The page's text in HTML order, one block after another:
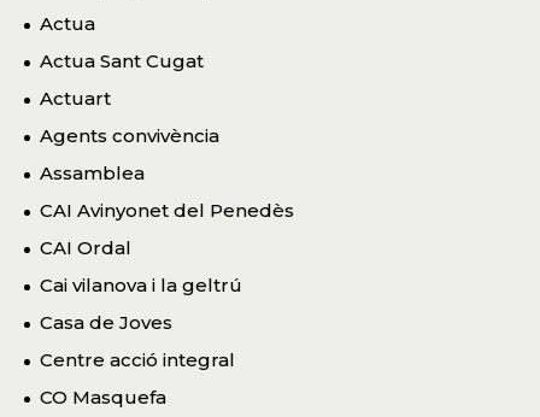
Actua
Actua Sant Cugat
Actuart
Agents convivència
Assamblea
CAI Avinyonet del Penedès
CAI Ordal
Cai vilanova i la geltrú
Casa de Joves
Centre acció integral
CO Masquefa